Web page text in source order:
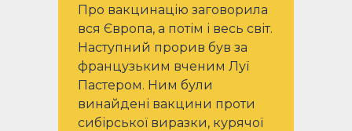
Про вакцинацію заговорила
вся Європа, а потім і весь світ.
Наступний прорив був за
французьким вченим Луї
Пастером. Ним були
винайдені вакцини проти
сибірської виразки, курячої